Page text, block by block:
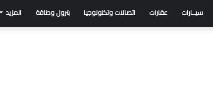
سيــارات عقارات اتصالات وتكنولوجيا بترول وطاقة المزيد